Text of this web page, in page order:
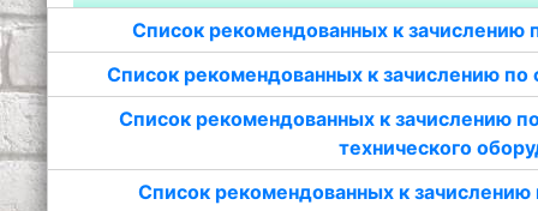
Список рекомендованных к зачислению
Список рекомендованных к зачислению
Список рекомендованных к зачислению
технического
Список рекомендованных к